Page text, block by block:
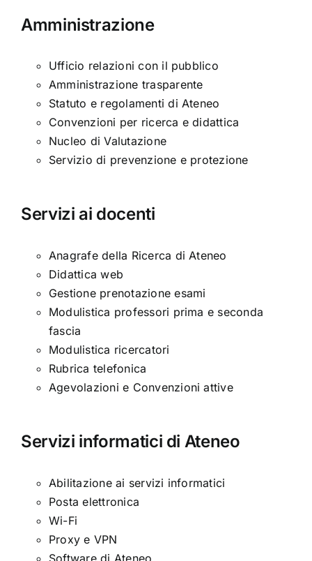
Amministrazione
Ufficio relazioni con il pubblico
Amministrazione trasparente
Statuto e regolamenti di Ateneo
Convenzioni per ricerca e didattica
Nucleo di Valutazione
Servizio di prevenzione e protezione
Servizi ai docenti
Anagrafe della Ricerca di Ateneo
Didattica web
Gestione prenotazione esami
Modulistica professori prima e seconda
fascia
Modulistica ricercatori
Rubrica telefonica
Agevolazioni e Convenzioni attive
Servizi informatici di Ateneo
Abilitazione ai servizi informatici
Posta elettronica
Wi-Fi
Proxy e VPN